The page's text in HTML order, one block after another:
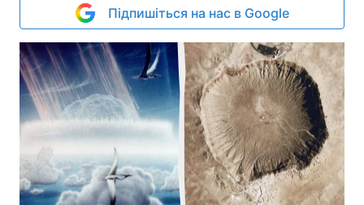
Підпишіться на нас в Google